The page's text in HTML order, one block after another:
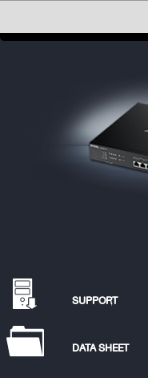
SUPPORT
DATA SHEET